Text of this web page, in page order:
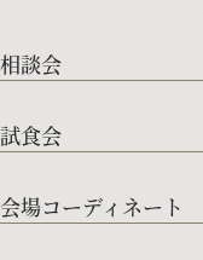
相談会
試食会
会場コーディネート